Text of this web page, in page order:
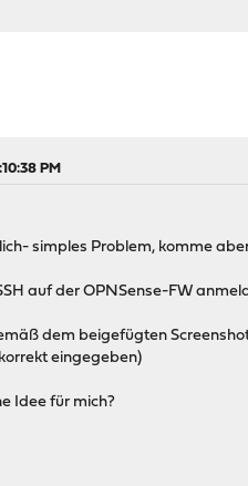
PM
simples Problem, komme
auf der OPNSense-FW
dem beigefügten
eingegeben)
Idee für mich?